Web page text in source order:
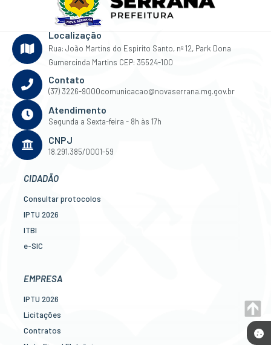
Localização
Rua: João Martins do Espirito Santo, nº 12, Park Dona
Gumercinda Martins CEP: 35524-100
Contato
(37) 3226-9000comunicacao@novaserrana.mg.gov.br
Atendimento
Segunda a Sexta-feira - 8h às 17h
CNPJ
18.291.385/0001-59
CIDADÃO
Consultar protocolos
IPTU 2026
ITBI
e-SIC
Legislação
EMPRESA
IPTU 2026
Licitações
Contratos